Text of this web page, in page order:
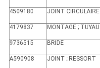
4509180 JOINT CIRCULAIRE
4179837 MONTAGE ; TUYAU
9736515 BRIDE
A590908 JOINT ; RESSORT